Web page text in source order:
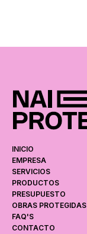
INICIO
EMPRESA
SERVICIOS
PRODUCTOS
PRESUPUESTO
OBRAS PROTEGIDAS
FAQ'S
CONTACTO